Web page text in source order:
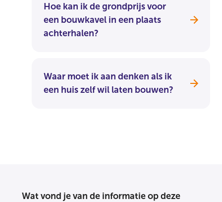
Hoe kan ik de grondprijs voor
een bouwkavel in een plaats
achterhalen?
Waar moet ik aan denken als ik
een huis zelf wil laten bouwen?
Wat vond je van de informatie op deze